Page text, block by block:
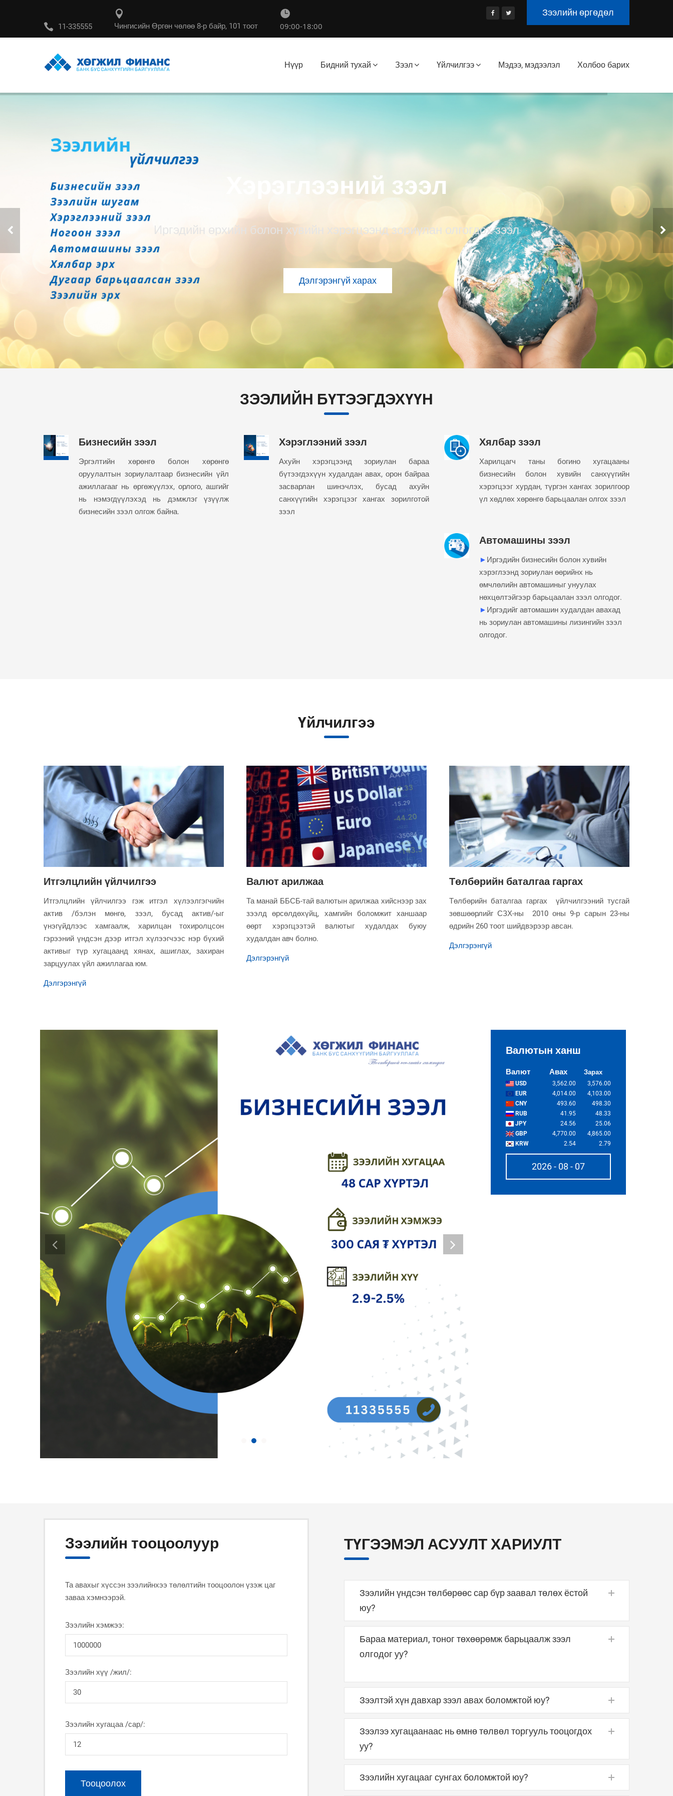
11-335555 Чингисийн Өргөн чөлөө 8-р байр, 101 тоот 09:00-18:00
Зээлийн ѳргѳдѳл
Нүүр Бидний тухай Зээл Үйлчилгээ Мэдээ, мэдээлэл Холбоо барих
Бизнесийн зээл
Эргэлтийн хөрөнгө болон хөрөнгө оруулалтын зориулалтаар
бизнесийн үйл ажиллагааг нь өргөжүүлэх, орлого, ашгийг нь
нэмэгдүүлэхэд нь дэмжлэг үзүүлж бизнесийн зээл олгож байна.
ЗЭЭЛИЙН БҮТЭЭГДЭХҮҮН
Бизнесийн зээл
Эргэлтийн хөрөнгө болон хөрөнгө
оруулалтын зориулалтаар бизнесийн үйл
ажиллагааг нь өргөжүүлэх, орлого, ашгийг
нь нэмэгдүүлэхэд нь дэмжлэг үзүүлж
бизнесийн зээл олгож байна.
Хэрэглээний зээл
Ахуйн хэрэгцээнд зориулан бараа
бүтээгдэхүүн худалдан авах, орон байраа
засварлан шинэчлэх, бусад ахуйн
санхүүгийн хэрэгцээг хангах зорилготой
зээл
Хялбар зээл
Харилцагч таны богино хугацааны
бизнесийн болон хувийн санхүүгийн
хэрэгцээг хурдан, түргэн хангах зорилгоор
үл хөдлөх хөрөнгө барьцаалан олгох зээл
Автомашины зээл
► Иргэдийн бизнесийн болон хувийн
хэрэглээнд зориулан өөрийнх нь
өмчлөлийн автомашиныг унуулах
нөхцөлтэйгээр барьцаалан зээл олгодог.
► Иргэдийг автомашин худалдан авахад
нь зориулан автомашины лизингийн зээл
олгодог.
Үйлчилгээ
Итгэлцлийн үйлчилгээ
Итгэлцлийн үйлчилгээ гэж итгэл хүлээлгэгчийн
актив /бэлэн мөнгө, зээл, бусад актив/-ыг
үнэгүйдлээс хамгаалж, харилцан тохиролцсон
гэрээний үндсэн дээр итгэл хүлээгчээс нэр бүхий
активыг түр хугацаанд хянах, ашиглах, захиран
зарцуулах үйл ажиллагаа юм.
Дэлгэрэнгүй
Валют арилжаа
Та манай ББСБ-тай валютын арилжаа хийснээр зах
зээлд өрсөлдөхүйц, хамгийн боломжит ханшаар
өөрт хэрэгцээтэй валютыг худалдах буюу
худалдан авч болно.
Дэлгэрэнгүй
Төлбөрийн баталгаа гаргах
Төлбөрийн баталгаа гаргах үйлчилгээний тусгай
зөвшөөрлийг СЗХ-ны 2010 оны 9-р сарын 23-ны
өдрийн 260 тоот шийдвэрээр авсан.
Дэлгэрэнгүй
Валютын ханш
Валют Авах Зарах
USD 3,562.00
3,576.00
EUR
4,014.00
4,103.00
CNY
493.60
498.30
RUB
41.95
48.33
JPY
24.56
25.06
GBP
4,770.00
4,865.00
KRW
2.54 2.79
2026 - 08 - 07
Зээлийн тооцоолуур
Та авахыг хүссэн зээлийнхээ төлөлтийн тооцоолон үзэж цаг
заваа хэмнээрэй.
Зээлийн хэмжээ:
Зээлийн хүү /жил/:
Зээлийн хугацаа /сар/:
ТҮГЭЭМЭЛ АСУУЛТ ХАРИУЛТ
Зээлийн үндсэн төлбөрөөс сар бүр заавал төлөх ёстой
юу?
Тухайн харилцагчийн орлоготой уялдуулан зээлийн эргэн төлөх
хуваарийг харилцан тохирох боломжтой.
Бараа материал, тоног төхөөрөмж барьцаалж зээл
олгодог уу?
Нэмэлт барьцаагаар барьцаалуулах боломжтой.
Зээлтэй хүн давхар зээл авах боломжтой юу?
Орлогын эх үүсвэр давхар зээлийн эргэн төлөлт хийхэд хүрэлцэхүйц
байвал давхар зээл авах боломжтой. Мөн тухайн зээл нь графикийн
дагуу хэвийн төлөлттэй байх ёстой.
Зээлээ хугацаанаас нь өмнө төлвөл торгууль тооцогдох
уу?
Таны зээлийн ашигласан сар, хоногоор зээлийн хүүг тооцно. Зээлийг
Зээлийн хугацааг сунгах боломжтой юу?